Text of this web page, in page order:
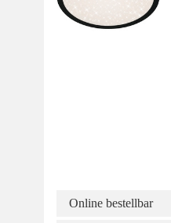
Online bestellbar